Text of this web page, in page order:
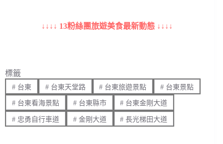
↓↓↓↓ 13粉絲團旅遊美食最新動態 ↓↓↓↓
標籤
#台東 #台東天堂路 # 台東旅遊景點 # 台東景點
#台東看海景點 #台東縣市 # 台東金剛大道
#忠勇自行車道 #金剛大道 # 長光梯田大道